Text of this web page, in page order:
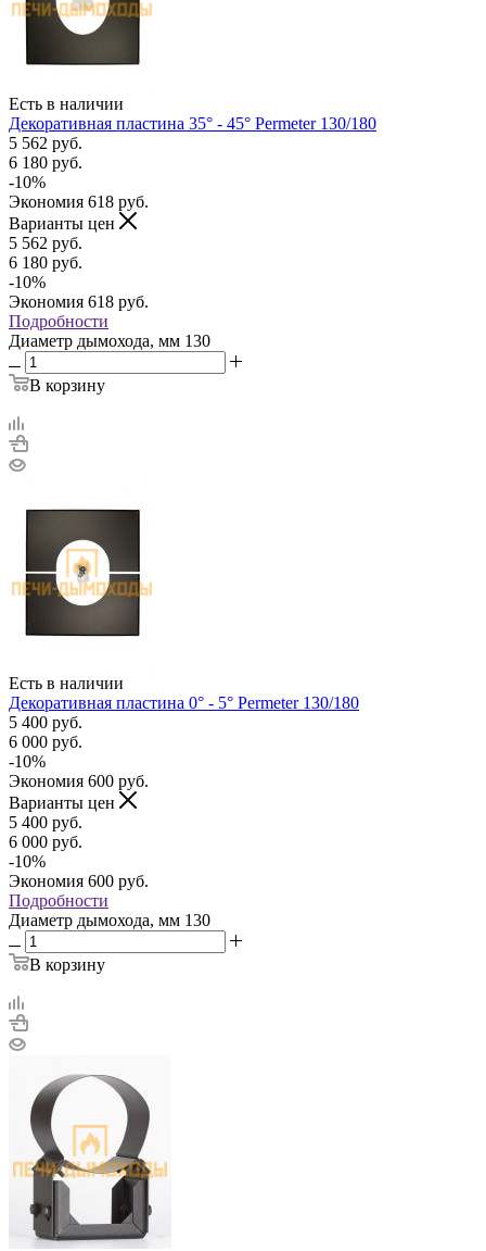
Есть в наличии
Декоративная пластина 35° - 45° Permeter 130/180
5 562 руб.
6 180 руб.
-10%
Экономия 618 руб.
Варианты цен
5 562 руб.
6 180 руб.
-10%
Экономия 618 руб.
Подробности
Диаметр дымохода, мм 130
В корзину
Есть в наличии
Декоративная пластина 0° - 5° Permeter 130/180
5 400 руб.
6 000 руб.
-10%
Экономия 600 руб.
Варианты цен
5 400 руб.
6 000 руб.
-10%
Экономия 600 руб.
Подробности
Диаметр дымохода, мм 130
В корзину